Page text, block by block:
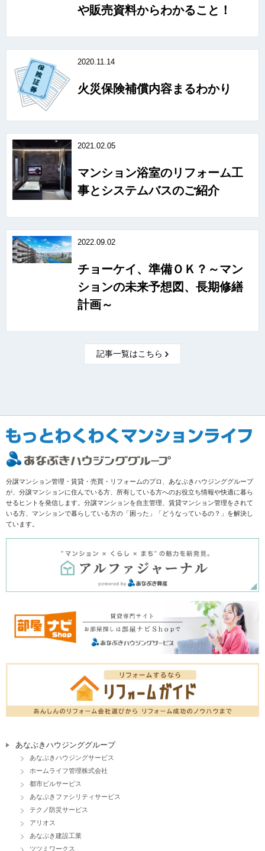
や販売資料からわかること！
2020.11.14
火災保険補償内容まるわかり
2021.02.05
マンション浴室のリフォーム工
事とシステムバスのご紹介
2022.09.02
チョーケイ、準備ＯＫ？～マン
ションの未来予想図、長期修繕
計画～
記事一覧はこちら
分譲マンション管理・賃貸・売買・リフォームのプロ、あなぶきハウジンググループ
が、分譲マンションに住んでいる方、所有している方へのお役立ち情報や快適に暮ら
せるヒントを発信します。分譲マンションを自主管理、賃貸マンション管理をされて
いる方、マンションで暮らしている方の「困った」「どうなっているの？」を解決し
ています。
あなぶきハウジンググループ
あなぶきハウジングサービス
ホームライフ管理株式会社
都市ビルサービス
あなぶきファシリティサービス
テクノ防災サービス
アリオス
あなぶき建設工業
ツツミワークス